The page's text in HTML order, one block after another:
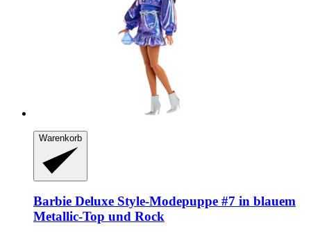
Warenkorb
Barbie Deluxe Style-​Modepuppe #7 in blauem
Metallic-​Top und Rock